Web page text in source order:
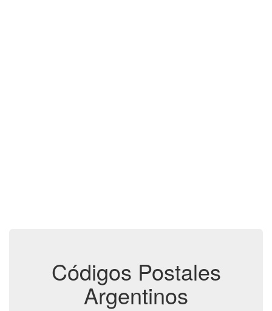
Códigos Postales
Argentinos